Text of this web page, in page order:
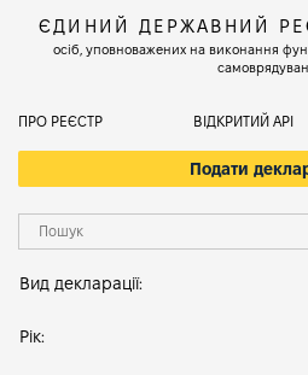
ЄДИНИЙ ДЕРЖАВНИЙ
осіб, уповноважених на виконання
ПРО РЕЄСТР ВІДКРИТИЙ АРІ
Подати
Вид декларації:
Рік: